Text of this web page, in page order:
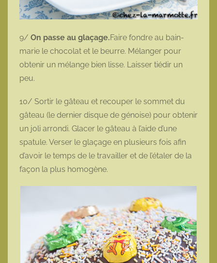
9/ On passe au glaçage.Faire fondre au bain-
marie le chocolat et le beurre. Mélanger pour
obtenir un mélange bien lisse. Laisser tiédir un
peu.
10/ Sortir le gâteau et recouper le sommet du
gâteau (le dernier disque de génoise) pour obtenir
un joli arrondi. Glacer le gâteau à l’aide d’une
spatule. Verser le glaçage en plusieurs fois afin
d’avoir le temps de le travailler et de l’étaler de la
façon la plus homogène.